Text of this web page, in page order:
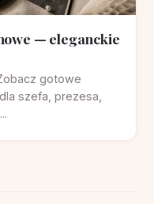
— eleganckie
gotowe
szefa, prezesa,